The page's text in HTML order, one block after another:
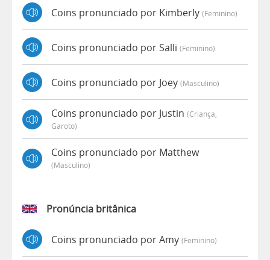
Coins pronunciado por Kimberly (feminino)
Coins pronunciado por Salli (feminino)
Coins pronunciado por Joey (masculino)
Coins pronunciado por Justin (criança,
Garoto)
Coins pronunciado por Matthew
(masculino)
Pronúncia britânica
Coins pronunciado por Amy (feminino)